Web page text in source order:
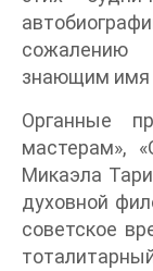
сожалению
знающим имя
Органные
мастерам»,
Микаэла
духовной
советское